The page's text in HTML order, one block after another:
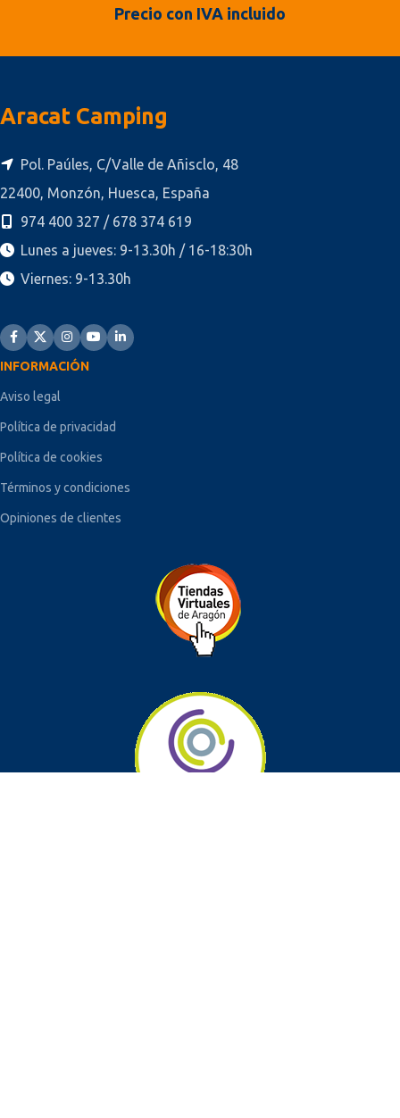
Precio con IVA incluido
Aracat Camping
Pol. Paúles, C/Valle de Añisclo, 48
22400, Monzón, Huesca, España
974 400 327 / 678 374 619
Lunes a jueves: 9-13.30h / 16-18:30h
Viernes: 9-13.30h
INFORMACIÓN
Aviso legal
Política de privacidad
Política de cookies
Términos y condiciones
Opiniones de clientes